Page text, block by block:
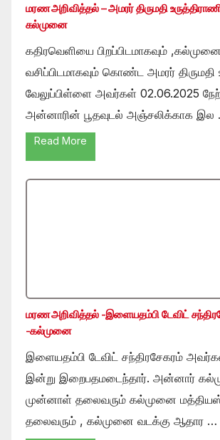
மரண அறிவித்தல் – அமரர் திருமதி
கல்முனை
கதிரவெளியை பிறப்பிடமாகவும்
வசிப்பிடமாகவும் கொண்ட அமரர் திருமதி
வேலுப்பிள்ளை அவர்கள் 02.06.2025
அன்னாரின் பூதவுடல் அஞ்சலிக்காக இல
Read More
மரண அறிவித்தல் -இளையதம்பி டேவிட்
-கல்முனை
இளையதம்பி டேவிட் சந்திரசேகரம்
இன்று இறைபதமடைந்தார். அன்னார்
முன்னாள் தலைவரும் கல்முனை
தலைவரும் , கல்முனை வடக்கு ஆதார …